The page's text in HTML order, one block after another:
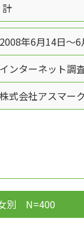
計
2008年6月14日～6
インターネット調
株式会社アスマーク
別 N=400